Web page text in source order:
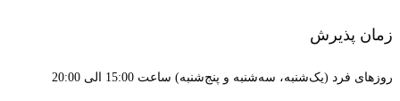
زمان پذیرش
روزهای فرد (یک‌شنبه، سه‌شنبه و پنج‌شنبه) ساعت 15:00 الی 20:00